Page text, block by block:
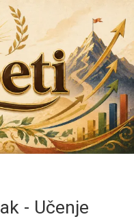
- Učenje